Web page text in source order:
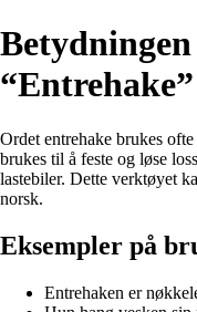
“Entrehake”
Ordet entrehake brukes
brukes til å feste og løse
lastebiler. Dette verktøyet
norsk.
Eksempler på
Entrehaken er